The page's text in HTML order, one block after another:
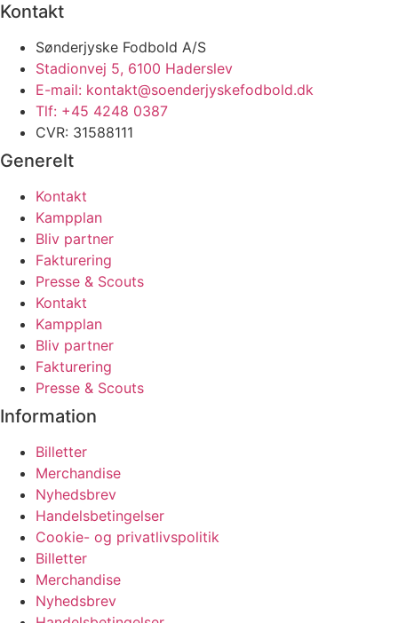
Kontakt
Sønderjyske Fodbold A/S
Stadionvej 5, 6100 Haderslev
E-mail: kontakt@soenderjyskefodbold.dk
Tlf: +45 4248 0387
CVR: 31588111
Generelt
Kontakt
Kampplan
Bliv partner
Fakturering
Presse & Scouts
Kontakt
Kampplan
Bliv partner
Fakturering
Presse & Scouts
Information
Billetter
Merchandise
Nyhedsbrev
Handelsbetingelser
Cookie- og privatlivspolitik
Billetter
Merchandise
Nyhedsbrev